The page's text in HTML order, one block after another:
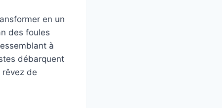
en un
des foules
à
débarquent
de